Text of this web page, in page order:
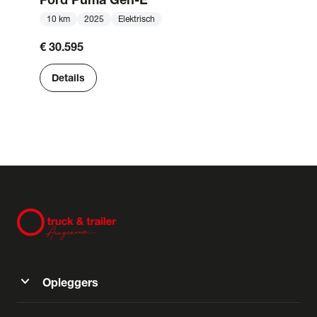
10 km 2025 Elektrisch
€ 30.595
Details
expand_more Opleggers